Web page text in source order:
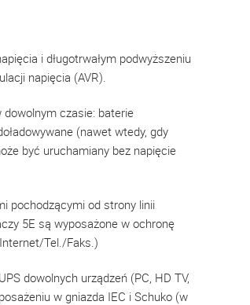
i długotrwałym podwyższeniu
napięcia (AVR).
czasie: baterie
(nawet wtedy, gdy
być uruchamiany bez napięcie
pochodzącymi od strony linii
5E są wyposażone w ochronę
Tel./Faks.)
dowolnych urządzeń (PC, HD TV,
w gniazda IEC i Schuko (w